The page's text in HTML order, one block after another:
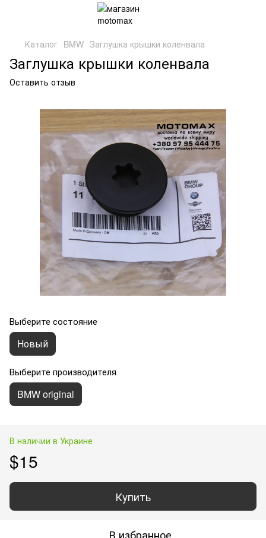
Каталог BMW Заглушка крышки коленвала
Заглушка крышки коленвала
Оставить отзыв
Выберите состояние
Новый
Выберите производителя
BMW original
В наличии в Украине
$15
Купить
В избранное